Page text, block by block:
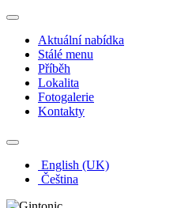
Aktuální nabídka
Stálé menu
Příběh
Lokalita
Fotogalerie
Kontakty
English (UK)
Čeština